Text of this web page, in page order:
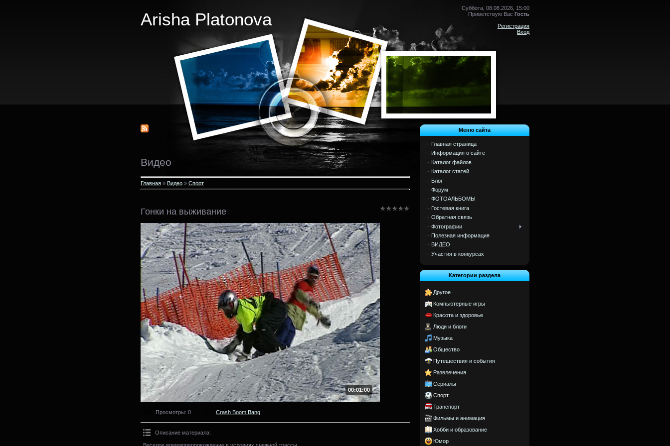
Arisha Platonova
Суббота, 08.08.2026, 15:00
Приветствую Вас Гость
Регистрация
Вход
Видео
Главная » Видео » Спорт
Гонки на выживание
00:01:00
Просмотры: 0 Crash Boom Bang
Описание материала:
Веселое времяпрепровождение в условиях снежной трассы.
Меню сайта
Главная страница
Информация о сайте
Каталог файлов
Каталог статей
Блог
Форум
ФОТОАЛЬБОМЫ
Гостевая книга
Обратная связь
Фотографии
Полезная информация
ВИДЕО
Участия в конкурсах
Категории раздела
Другое
Компьютерные игры
Красота и здоровье
Люди и блоги
Музыка
Общество
Путешествия и события
Развлечения
Сериалы
Спорт
Транспорт
Фильмы и анимация
Хобби и образование
Юмор